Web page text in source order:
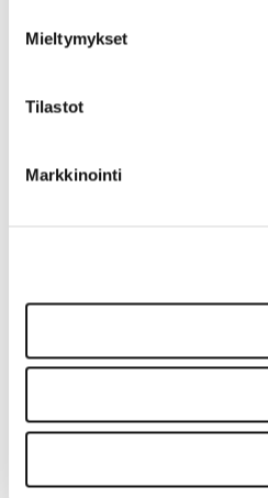
Mieltymykset
Tilastot
Markkinointi
Voimansiirto
Vetoakselit ja
Moottorin
Muut
Hihnat